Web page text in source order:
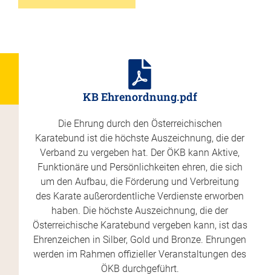
KB Ehrenordnung.pdf
Die Ehrung durch den Österreichischen
Karatebund ist die höchste Auszeichnung, die der
Verband zu vergeben hat. Der ÖKB kann Aktive,
Funktionäre und Persönlichkeiten ehren, die sich
um den Aufbau, die Förderung und Verbreitung
des Karate außerordentliche Verdienste erworben
haben. Die höchste Auszeichnung, die der
Österreichische Karatebund vergeben kann, ist das
Ehrenzeichen in Silber, Gold und Bronze. Ehrungen
werden im Rahmen offizieller Veranstaltungen des
ÖKB durchgeführt.